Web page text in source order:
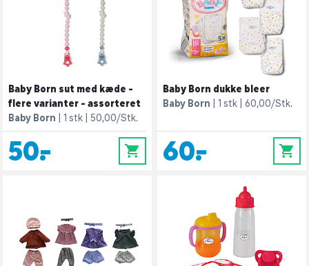
Baby Born sut med kæde -
flere varianter - assorteret
Baby Born
1 stk 50,00/Stk.
50,- 0
Baby Born dukke bleer
Baby Born
1 stk 60,00/Stk.
60,- 0